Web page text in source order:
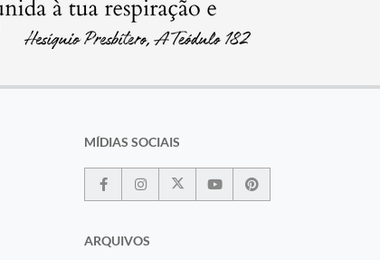
MÍDIAS SOCIAIS
ARQUIVOS